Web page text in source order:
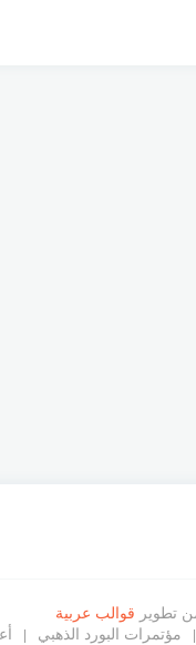
قوالب عربية
مؤتمرات البورد الذهبي